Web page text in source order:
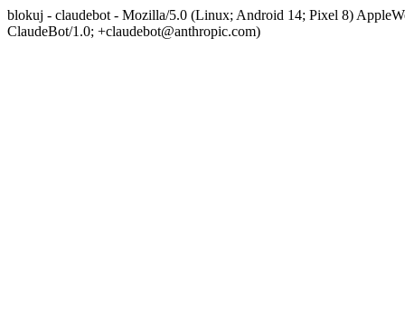
blokuj - claudebot - Mozilla/5.0 (Linux; Android 14; Pixel 8)
ClaudeBot/1.0; +claudebot@anthropic.com)